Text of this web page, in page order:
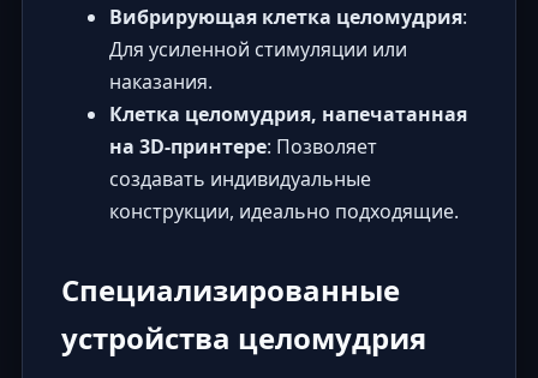
Вибрирующая клетка целомудрия:
Для усиленной стимуляции или
наказания.
Клетка целомудрия, напечатанная
на 3D-принтере: Позволяет
создавать индивидуальные
конструкции, идеально подходящие.
Специализированные
устройства целомудрия